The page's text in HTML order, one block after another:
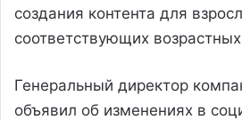
создания контента для
соответствующих
Генеральный директор
объявил об изменениях в